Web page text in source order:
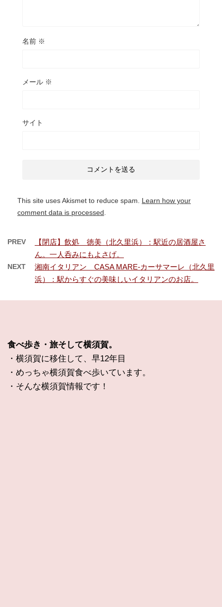
名前 ※
メール ※
サイト
This site uses Akismet to reduce spam. Learn how your
comment data is processed
PREV
【閉店】飲処 徳美（北久里浜）：駅近の居酒屋さ
ん。一人呑みにもよさげ。
NEXT
湘南イタリアン CASA MARE-カーサマーレ（北久里
浜）：駅からすぐの美味しいイタリアンのお店。
食べ歩き・旅そして横須賀。
・横須賀に移住して、早12年目
・めっちゃ横須賀食べ歩いています。
・そんな横須賀情報です！